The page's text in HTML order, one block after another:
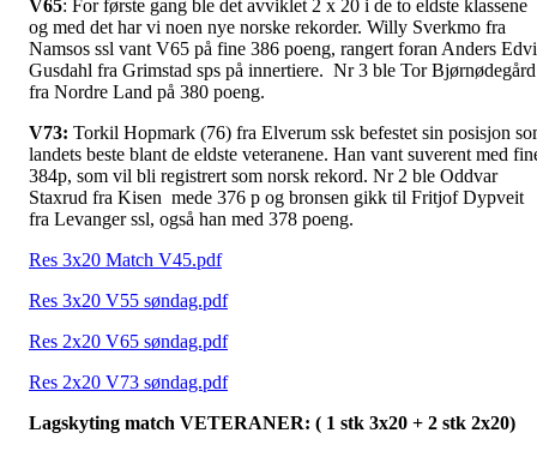
V65: For første gang ble det avviklet 2 x 20 i de to eldste klassene
og med det har vi noen nye norske rekorder. Willy Sverkmo fra
Namsos ssl vant V65 på fine 386 poeng, rangert foran Anders
Gusdahl fra Grimstad sps på innertiere. Nr 3 ble Tor Bjørnødegård
fra Nordre Land på 380 poeng.
V73: Torkil Hopmark (76) fra Elverum ssk befestet sin posisjon
landets beste blant de eldste veteranene. Han vant suverent med
384p, som vil bli registrert som norsk rekord. Nr 2 ble Oddvar
Staxrud fra Kisen mede 376 p og bronsen gikk til Fritjof Dypveit
fra Levanger ssl, også han med 378 poeng.
Res 3x20 Match V45.pdf
Res 3x20 V55 søndag.pdf
Res 2x20 V65 søndag.pdf
Res 2x20 V73 søndag.pdf
Lagskyting match VETERANER: ( 1 stk 3x20 + 2 stk 2x20)